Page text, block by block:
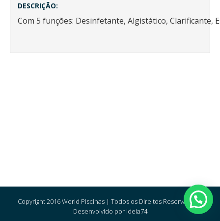
Copyright 2016 World Piscinas | Todos os Direitos Reservados |
Desenvolvido por Ideia74
DESCRIÇÃO:
Com 5 funções: Desinfetante, Algistático, Clarificante,